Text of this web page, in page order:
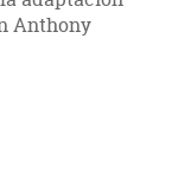
Anthony